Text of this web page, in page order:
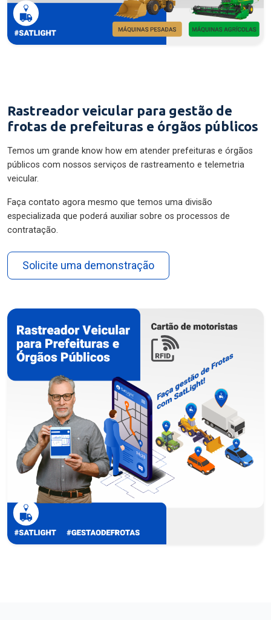
Rastreador veicular para gestão de
frotas de prefeituras e órgãos públicos
Temos um grande know how em atender prefeituras e órgãos
públicos com nossos serviços de rastreamento e telemetria
veicular.
Faça contato agora mesmo que temos uma divisão
especializada que poderá auxiliar sobre os processos de
contratação.
Solicite uma demonstração